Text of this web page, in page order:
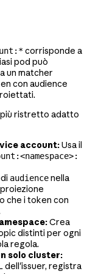
corrisponde a
pod può
un matcher
con audience
ristretto adatto
account:Usa il
audiencenella
che i token con
Crea
distinti per ogni
regola.
solo cluster:
dell'issuer, registra